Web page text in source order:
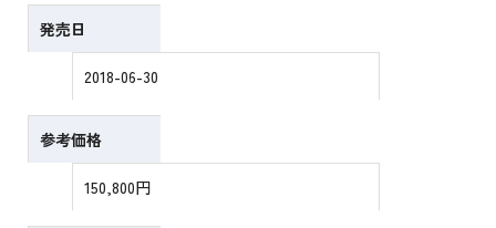
発売日
2018-06-30
参考価格
150,800円